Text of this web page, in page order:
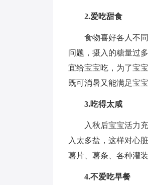
2.爱吃甜食
食物喜好各人不同
问题，摄入的糖量过
宜给宝宝吃，为了宝
既可消暑又能满足宝宝
3.吃得太咸
入秋后宝宝活力充
入太多盐，这样对心
薯片、薯条、各种灌
4.不爱吃早餐